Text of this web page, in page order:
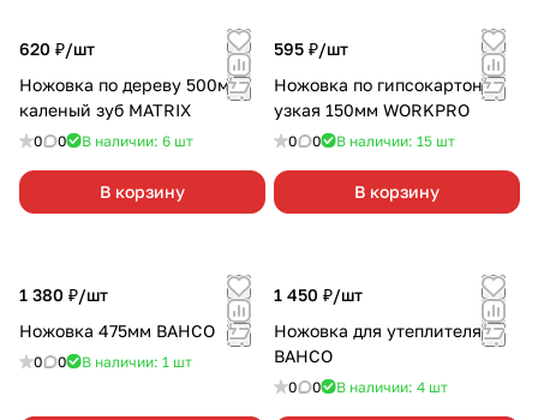
620 ₽/шт
Ножовка по дереву 500мм
каленый зуб MATRIX
0 0 В наличии: 6 шт
В корзину
595 ₽/шт
Ножовка по гипсокартону
узкая 150мм WORKPRO
0 0 В наличии: 15 шт
В корзину
1 380 ₽/шт
Ножовка 475мм BAHCO
0 0 В наличии: 1 шт
1 450 ₽/шт
Ножовка для утеплителя
BAHCO
0 0 В наличии: 4 шт